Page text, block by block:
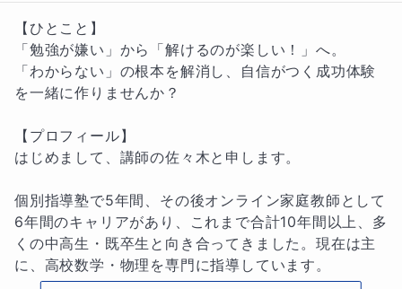
【ひとこと】
「勉強が嫌い」から「解けるのが楽しい！」へ。
「わからない」の根本を解消し、自信がつく成功体験
を一緒に作りませんか？
【プロフィール】
はじめまして、講師の佐々木と申します。
個別指導塾で5年間、その後オンライン家庭教師として
6年間のキャリアがあり、これまで合計10年間以上、多
くの中高生・既卒生と向き合ってきました。現在は主
に、高校数学・物理を専門に指導しています。